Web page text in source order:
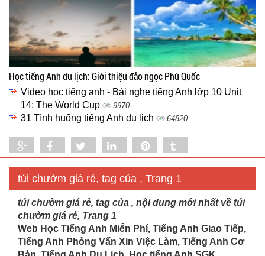
Học tiếng Anh du lịch: Giới thiệu đảo ngọc Phú Quốc
Video học tiếng anh - Bài nghe tiếng Anh lớp 10 Unit
14: The World Cup
9970
31 Tình huống tiếng Anh du lịch 64820
Share Share Tweet Share
túi chườm giá rẻ, tag của , Trang 1
túi chườm giá rẻ, tag của , nội dung mới nhất về túi
chườm giá rẻ, Trang 1
Web Học Tiếng Anh Miễn Phí, Tiếng Anh Giao Tiếp,
Tiếng Anh Phỏng Vấn Xin Việc Làm, Tiếng Anh Cơ